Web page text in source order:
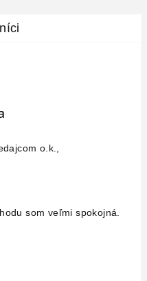
je 5 z 5 hviezdičiek.
je 5 z 5 hviezdičiek.
o.k.,
je 5 z 5 hviezdičiek.
som veľmi spokojná.
je 5 z 5 hviezdičiek.